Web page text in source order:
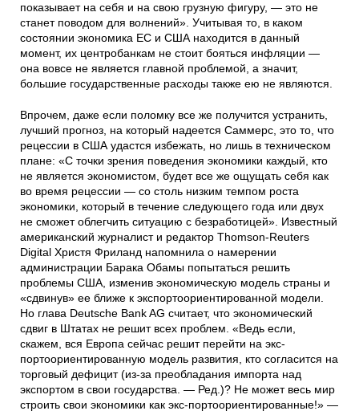
показывает на себя и на свою грузную фигуру, — это не
станет поводом для волнений». Учитывая то, в каком
состоянии экономика ЕС и США находится в данный
момент, их центробанкам не стоит бояться инфляции —
она вовсе не является главной проблемой, а значит,
большие государственные расходы также ею не являются.
Впрочем, даже если поломку все же получится устранить,
лучший прогноз, на который надеется Саммерс, это то, что
рецессии в США удастся избежать, но лишь в техническом
плане: «С точки зрения поведения экономики каждый, кто
не является экономистом, будет все же ощущать себя как
во время рецессии — со столь низким темпом роста
экономики, который в течение следующего года или двух
не сможет облегчить ситуацию с безработицей». Известный
американский журналист и редактор Thomson-Reuters
Digital Христя Фриланд напомнила о намерении
администрации Барака Обамы попытаться решить
проблемы США, изменив экономическую модель страны и
«сдвинув» ее ближе к экспортоориентированной модели.
Но глава Deutsche Bank AG считает, что экономический
сдвиг в Штатах не решит всех проблем. «Ведь если,
скажем, вся Европа сейчас решит перейти на экс-
портоориентированную модель развития, кто согласится на
торговый дефицит (из-за преобладания импорта над
экспортом в свои государства. — Ред.)? Не может весь мир
строить свои экономики как экс-портоориентированные!» —